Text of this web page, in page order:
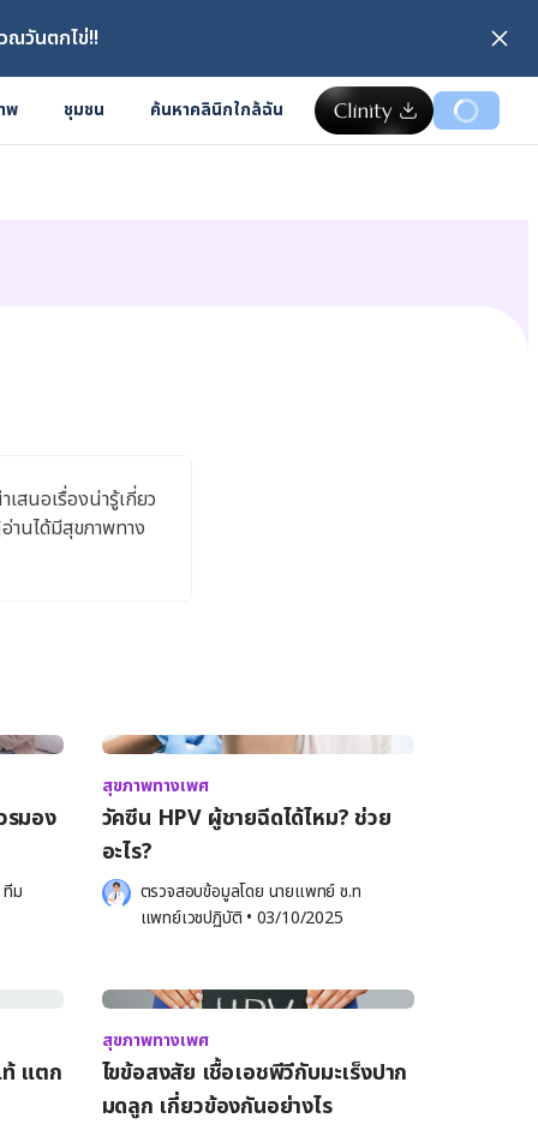
ณวันตกไข่!!
พ ชุมชน ค้นหาคลินิกใกล้ฉัน
นอเรื่องน่ารู้เกี่ยว
นได้มีสุขภาพทาง
รมอง
ทีม
สุขภาพทางเพศ
วัคซีน HPV ผู้ชายฉีดได้ไหม? ช่วย
อะไร?
ตรวจสอบข้อมูลโดย นายแพทย์ ช.ท
แพทย์เวชปฏิบัติ • 03/10/2025
แตก
สุขภาพทางเพศ
ไขข้อสงสัย เชื้อเอชพีวีกับมะเร็งปาก
มดลูก เกี่ยวข้องกันอย่างไร